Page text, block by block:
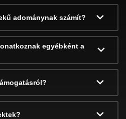
adománynak számít?
egyébként a